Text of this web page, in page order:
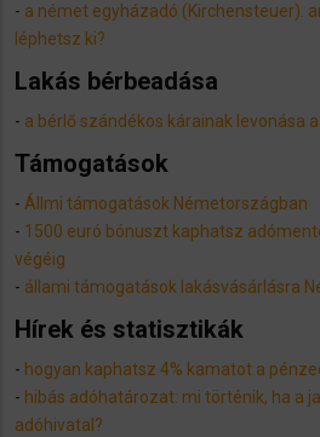
- a német egyházadó (Kirchensteuer).
léphetsz ki?
Lakás bérbeadása
- a bérlő szándékos kárainak levonása
Támogatások
- Állmi támogatások Németországban
- 1500 euró bónuszt kaphatsz
végéig
- állami támogatások lakásvásárlásra
Hírek és statisztikák
- hogyan kaphatsz 4% kamatot a
- ​hibás adóhatározat: mi történik, ha a
adóhivatal?